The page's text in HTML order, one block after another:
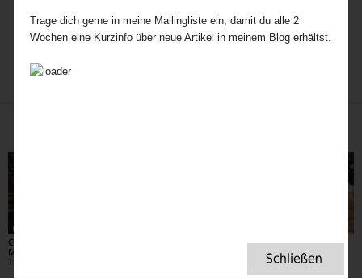
Lifestyle
Canary Wharf –
Manhattan an der
Themse
Eine Reise durch
Britanniens Ballroom-
Welt – Tea, Taktgefühl
Trage dich gerne in meine Mailingliste ein, damit du alle 2
Wochen eine Kurzinfo über neue Artikel in meinem Blog erhältst.